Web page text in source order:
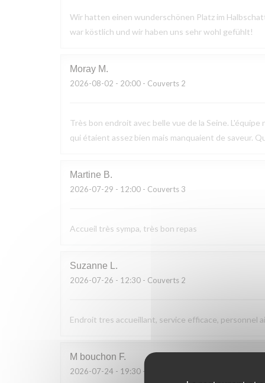
Wir hatten einen wunderschönen Platz im
war köstlich und wir haben uns sehr wohl gefühlt!
Moray M
2026-08-02 - 20:00 - Couverts 2
Très bon endroit avec belle vue de la Seine.
qui étaient assez bien mais manquaient de saveur.
Martine B
2026-07-29 - 12:00 - Couverts 3
Accueil très sympa, très bon repas
Suzanne L
2026-07-26 - 12:30 - Couverts 2
Endroit tres accueillant, service efficace, personnel
M bouchon F
2026-07-24 - 19:30 - Couverts 2